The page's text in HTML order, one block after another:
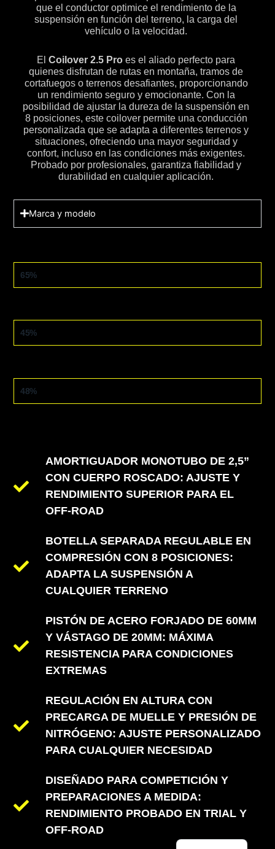
que el conductor optimice el rendimiento de la
suspensión en función del terreno, la carga del
vehículo o la velocidad.
ElCoilover 2.5 Pro es el aliado perfecto para
quienes disfrutan de rutas en montaña, tramos de
cortafuegos o terrenos desafiantes, proporcionando
un rendimiento seguro y emocionante. Con la
posibilidad de ajustar la dureza de la suspensión en
8 posiciones, este coilover permite una conducción
personalizada que se adapta a diferentes terrenos y
situaciones, ofreciendo una mayor seguridad y
confort, incluso en las condiciones más exigentes.
Probado por profesionales, garantiza fiabilidad y
durabilidad en cualquier aplicación.
Marca y modelo
OFF ROAD
65%
ASFALTO
45%
TRIAL
48%
AMORTIGUADOR MONOTUBO DE 2,5”
CON CUERPO ROSCADO: AJUSTE Y
RENDIMIENTO SUPERIOR PARA EL
OFF-ROAD
BOTELLA SEPARADA REGULABLE EN
COMPRESIÓN CON 8 POSICIONES:
ADAPTA LA SUSPENSIÓN A
CUALQUIER TERRENO
PISTÓN DE ACERO FORJADO DE 60MM
Y VÁSTAGO DE 20MM: MÁXIMA
RESISTENCIA PARA CONDICIONES
EXTREMAS
REGULACIÓN EN ALTURA CON
PRECARGA DE MUELLE Y PRESIÓN DE
NITRÓGENO: AJUSTE PERSONALIZADO
PARA CUALQUIER NECESIDAD
DISEÑADO PARA COMPETICIÓN Y
PREPARACIONES A MEDIDA:
RENDIMIENTO PROBADO EN TRIAL Y
OFF-ROAD
French
German
Romanian